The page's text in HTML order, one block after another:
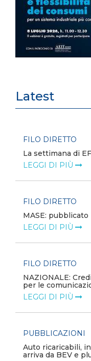
Latest
FILO DIRETTO
La settimana di
LEGGI DI PIÙ
FILO DIRETTO
MASE:
LEGGI DI PIÙ
FILO DIRETTO
NAZIONALE:
per le
LEGGI DI PIÙ
PUBBLICAZIONI
Auto ricaricabili,
arriva da BEV e